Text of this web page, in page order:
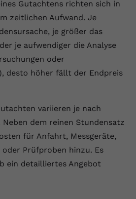
Gutachtens richten sich in
zeitlichen Aufwand. Je
je größer das
je aufwendiger die Analyse
oder
desto höher fällt der Endpreis
variieren je nach
Neben dem reinen Stundensatz
für Anfahrt, Messgeräte,
Prüfproben hinzu. Es
ein detailliertes Angebot